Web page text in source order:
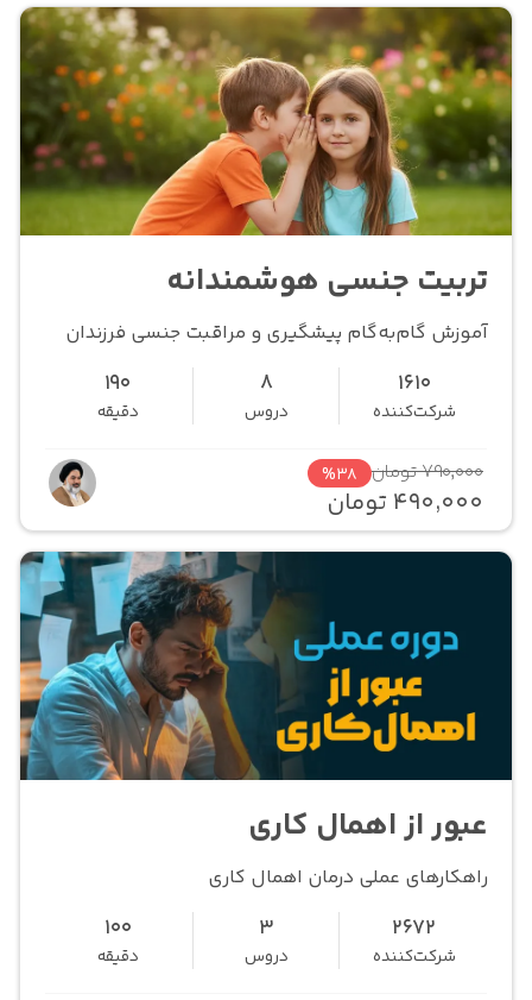
تربیت جنسی هوشمندانه
آموزش گام‌به‌گام پیشگیری و مراقبت جنسی فرزندان
1610
شرکت‌کننده
8
دروس
190
دقیقه
790,000 تومان %38
490,000 تومان
عبور از اهمال کاری
راهکارهای عملی درمان اهمال کاری
2672
شرکت‌کننده
3
دروس
100
دقیقه